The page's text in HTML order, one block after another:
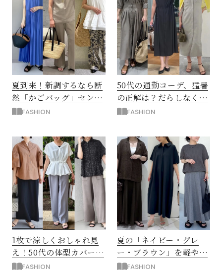
夏到来！新調するなら断
然「かごバッグ」センス
のいい大人の選び方と
FASHION
50代の通勤コーデ、猛暑
の正解は？だらしなく見
えない「きれいめワンピ
FASHION
1枚で涼しくおしゃれ見
え！50代の体型カバーも
叶う「半袖シャツ＆ブラ
FASHION
夏の「ネイビー・グレ
ー・ブラウン」を軽やか
に！50代向けダークカラ
FASHION